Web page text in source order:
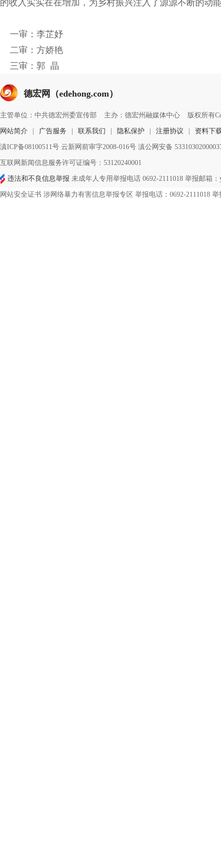
的收入实实在在增加，为乡村振兴注入了源源不断的动
一审：李芷妤
二审：方娇艳
三审：郭 晶
德宏网（edehong.com）
主管单位：中共德宏州委宣传部 主办：德宏州融媒体中心 版权所有
网站简介 广告服务 联系我们 隐私保护 注册协议 资料下
滇ICP备08100511号 云新网前审字2008-016号 滇公网安备
互联网新闻信息服务许可证编号：53120240001
违法和不良信息举报 未成年人专用举报电话 0692-2111018 举报邮箱：
网站安全证书 涉网络暴力有害信息举报专区 举报电话：0692-2111018 举